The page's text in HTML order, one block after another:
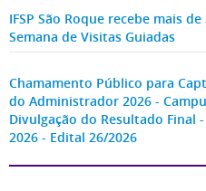
IFSP São Roque recebe mais
Semana de Visitas Guiadas
Chamamento Público para
do Administrador 2026 -
Divulgação do Resultado Final
2026 - Edital 26/2026